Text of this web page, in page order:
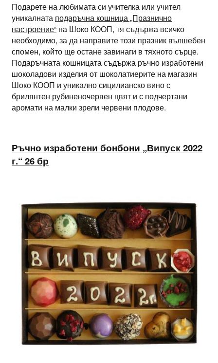
Подарете на любимата си учителка или учител
уникалната подаръчна кошница „Празнично
настроение“ на Шоко КООП, тя съдържа всичко
необходимо, за да направите този празник вълшебен
спомен, който ще остане завинаги в тяхното сърце.
Подаръчната кошницата съдържа ръчно изработени
шоколадови изделия от шоколатиерите на магазин
Шоко КООП и уникално сицилианско вино с
брилянтен рубиненочервен цвят и с подчертани
аромати на малки зрели червени плодове.
Ръчно изработени бонбони „Випуск 2022
г.“ 26 бр